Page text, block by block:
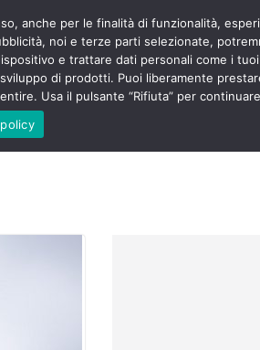
CURIOSITÀ NURSE
anche per le finalità di funzionalità,
noi e terze parti selezionate,
e trattare dati personali come i
di prodotti. Puoi liberamente
Usa il pulsante “Rifiuta” per